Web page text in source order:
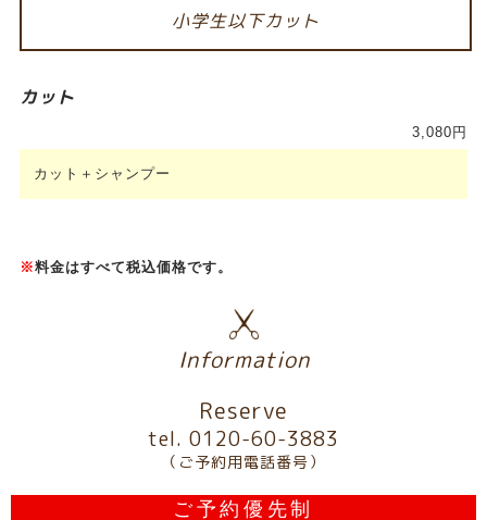
小学生以下カット
カット
3,080円
カット＋シャンプー
※料金はすべて税込価格です。
Information
Reserve
tel. 0120-60-3883
（ご予約用電話番号）
ご予約優先制